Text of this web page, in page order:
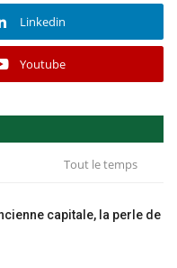
Linkedin
Youtube
Tout le temps
capitale, la perle de